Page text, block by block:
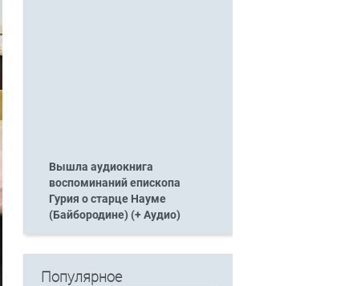
Вышла аудиокнига
воспоминаний епископа
Гурия о старце Науме
(Байбородине) (+ Аудио)
Популярное